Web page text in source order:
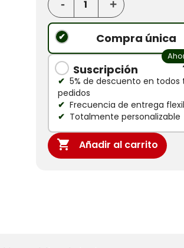
Compra única
Suscripción
5% de descuento en todos
pedidos
Frecuencia de entrega
Totalmente personalizable
 Añadir al carrito